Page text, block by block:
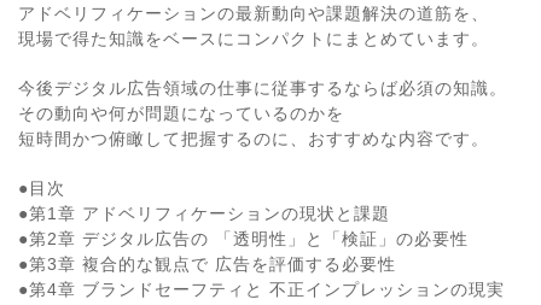
アドベリフィケーションの最新動向や課題解決の道筋を、
現場で得た知識をベースにコンパクトにまとめています。
今後デジタル広告領域の仕事に従事するならば必須の知識。
その動向や何が問題になっているのかを
短時間かつ俯瞰して把握するのに、おすすめな内容です。
●目次
●第1章 アドベリフィケーションの現状と課題
●第2章 デジタル広告の 「透明性」と「検証」の必要性
●第3章 複合的な観点で 広告を評価する必要性
●第4章 ブランドセーフティと 不正インプレッションの現実